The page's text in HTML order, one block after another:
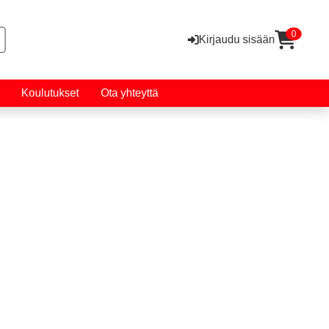
Kirjaudu sisään 0
Koulutukset Ota yhteyttä